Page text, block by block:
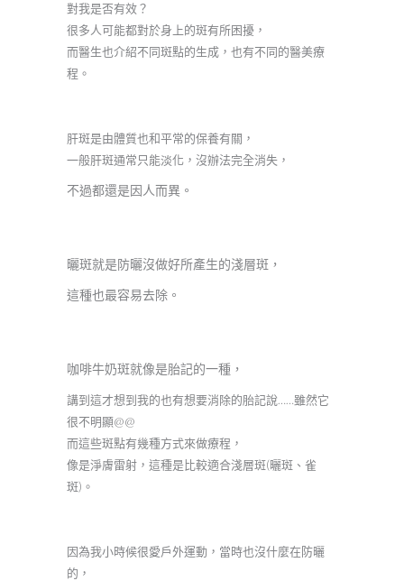
對我是否有效？
很多人可能都對於身上的斑有所困擾，
而醫生也介紹不同斑點的生成，也有不同的醫美療
程。
肝斑是由體質也和平常的保養有關，
一般肝斑通常只能淡化，沒辦法完全消失，
不過都還是因人而異。
曬斑就是防曬沒做好所產生的淺層斑，
這種也最容易去除。
咖啡牛奶斑就像是胎記的一種，
講到這才想到我的也有想要消除的胎記說……雖然它
很不明顯@@
而這些斑點有幾種方式來做療程，
像是淨膚雷射，這種是比較適合淺層斑(曬斑、雀
斑)。
因為我小時候很愛戶外運動，當時也沒什麼在防曬
的，